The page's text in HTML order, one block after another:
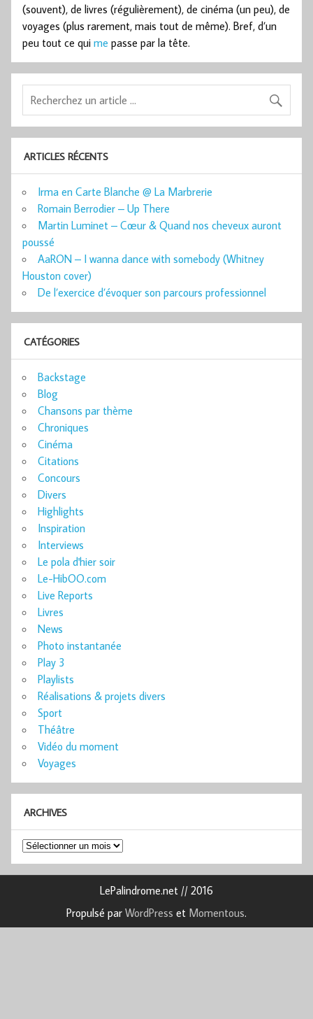
(souvent), de livres (régulièrement), de cinéma (un peu), de
voyages (plus rarement, mais tout de même). Bref, d’un
peu tout ce qui me passe par la tête.
ARTICLES RÉCENTS
Irma en Carte Blanche @ La Marbrerie
Romain Berrodier – Up There
Martin Luminet – Cœur & Quand nos cheveux auront
poussé
AaRON – I wanna dance with somebody (Whitney
Houston cover)
De l’exercice d’évoquer son parcours professionnel
CATÉGORIES
Backstage
Blog
Chansons par thème
Chroniques
Cinéma
Citations
Concours
Divers
Highlights
Inspiration
Interviews
Le pola d'hier soir
Le-HibOO.com
Live Reports
Livres
News
Photo instantanée
Play 3
Playlists
Réalisations & projets divers
Sport
Théâtre
Vidéo du moment
Voyages
ARCHIVES
Archives
LePalindrome.net // 2016
Propulsé par WordPress et Momentous.